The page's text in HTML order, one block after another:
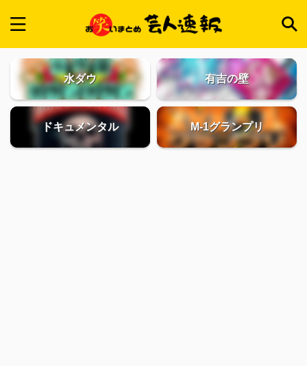
水ダウ 有吉の壁
ドキュメンタル M-1グランプリ